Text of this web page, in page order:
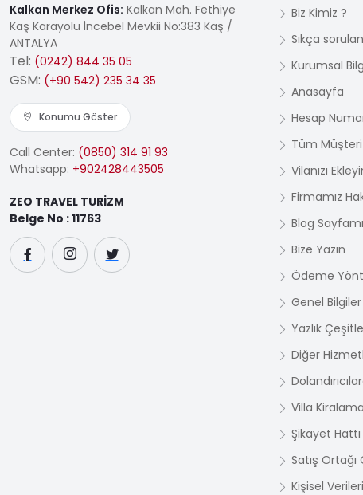
Kalkan Merkez Ofis: Kalkan Mah. Fethiye
Kaş Karayolu İncebel Mevkii No:383 Kaş /
ANTALYA
Tel: (0242) 844 35 05
GSM: (+90 542) 235 34 35
Konumu Göster
Call Center: (0850) 314 91 93
Whatsapp: +902428443505
ZEO TRAVEL TURİZM
Belge No : 11763
Biz Kimiz ?
Sıkça
Kurumsal
Anasayfa
Hesap
Tüm Müşteri
Vilanızı
Firmamız
Blog
Bize Yazın
Ödeme
Genel Bilgiler
Yazlık
Diğer
Villa
Şikayet Hattı
Satış Ortağı
Kişisel